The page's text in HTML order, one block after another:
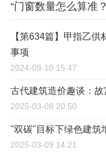
“门窗数量怎么算准
【第634篇】甲指乙
事项
2024-09-10 15:47
古代建筑造价趣谈：
2025-03-08 20:50
"双碳"目标下绿色建筑
2025-03-09 14:21